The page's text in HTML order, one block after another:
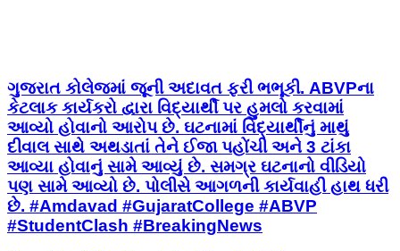
ગુજરાત કોલેજમાં જૂની અદાવત ફરી ભભૂકી. ABVPના
કેટલાક કાર્યકરો દ્વારા વિદ્યાર્થી પર હુમલો કરવામાં
આવ્યો હોવાનો આરોપ છે. ઘટનામાં વિદ્યાર્થીનું માથું
દીવાલ સાથે અથડાતાં તેને ઈજા પહોંચી અને 3 ટાંકા
આવ્યા હોવાનું સામે આવ્યું છે. સમગ્ર ઘટનાનો વીડિયો
પણ સામે આવ્યો છે. પોલીસે આગળની કાર્યવાહી હાથ ધરી
છે. #Amdavad #GujaratCollege #ABVP
#StudentClash #BreakingNews